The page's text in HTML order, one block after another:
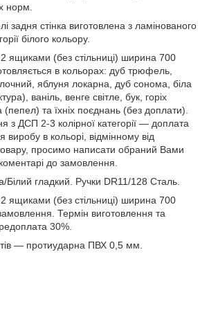
норм.
задня стінка виготовлена з ламінованого
білого кольору.
ящиками (без стільниці) ширина 700
в кольорах: дуб трюфель,
яблуня локарна, дуб сонома, біла
ваніль, венге світле, бук, горіх
(пепел) та їхніх поєднань (без доплати).
з ДСП 2-3 колірної категорії — доплата
в кольорі, відмінному від
просимо написати обраний Вами
до замовлення.
гладкий. Ручки DR11/128 Сталь.
ящиками (без стільниці) ширина 700
Термін виготовлення та
30%.
— протиударна ПВХ 0,5 мм.